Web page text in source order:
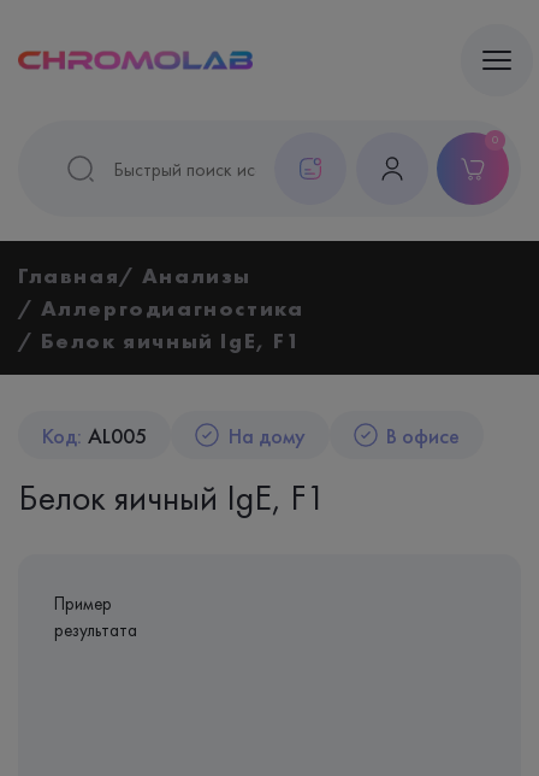
0
Главная
Анализы
Аллергодиагностика
Белок яичный IgE, F1
Код: AL005 На дому В офисе
Белок яичный IgE, F1
Пример
результата